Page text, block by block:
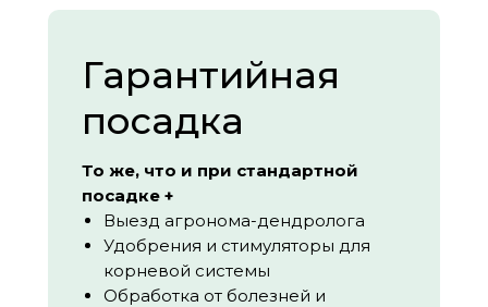
То же, что и при стандартной
посадке +
Выезд агронома-дендролога
Удобрения и стимуляторы для
корневой системы
Обработка от болезней и
Гарантийная
посадка